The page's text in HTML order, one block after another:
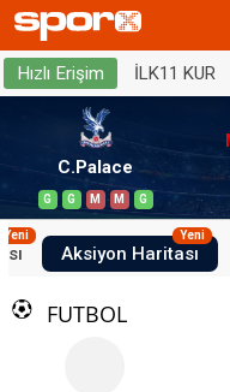
Hızlı Erişim İLK11 KUR
C.Palace
G G M M G
Yeni
Aksiyon Haritası
Yeni
FUTBOL